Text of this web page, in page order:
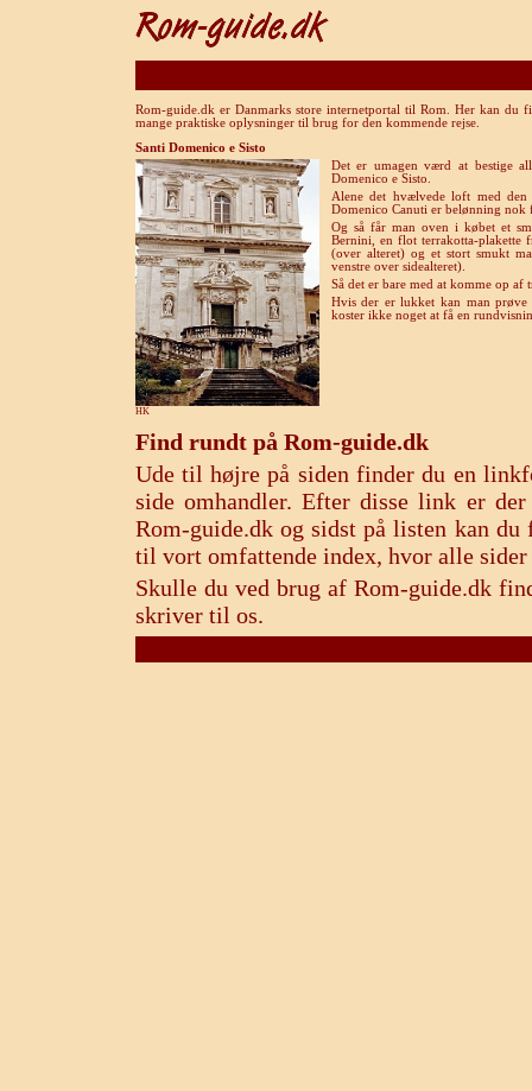
Rom-guide.dk er Danmarks store internetportal til Rom. Her kan du
mange praktiske oplysninger til brug for den kommende rejse.
Santi Domenico e Sisto
Det er umagen værd at bestige
Domenico e Sisto.
Alene det hvælvede loft med
Domenico Canuti er belønning nok
Og så får man oven i købet et
Bernini, en flot terrakotta-plakette
(over alteret) og et stort smukt
venstre over sidealteret).
Så det er bare med at komme op af
Hvis der er lukket kan man
koster ikke noget at få en
HK
Find rundt på Rom-guide.dk
Ude til højre på siden finder du en
side omhandler. Efter disse link er
Rom-guide.dk og sidst på listen kan
til vort omfattende index, hvor alle
Skulle du ved brug af Rom-guide.dk
skriver til os.